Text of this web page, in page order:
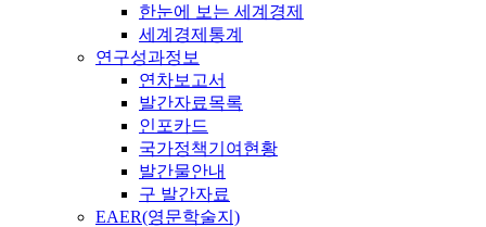
한눈에 보는 세계경제
세계경제통계
연구성과정보
연차보고서
발간자료목록
인포카드
국가정책기여현황
발간물안내
구 발간자료
EAER(영문학술지)